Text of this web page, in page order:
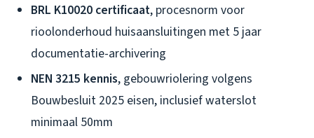
BRL K10020 certificaat, procesnorm voor
rioolonderhoud huisaansluitingen met 5 jaar
documentatie-archivering
NEN 3215 kennis, gebouwriolering volgens
Bouwbesluit 2025 eisen, inclusief waterslot
minimaal 50mm